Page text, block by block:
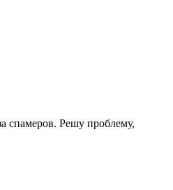
спамеров. Решу проблему,